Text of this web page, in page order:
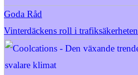
Goda Råd
Vinterdäckens roll i trafiksäkerheten